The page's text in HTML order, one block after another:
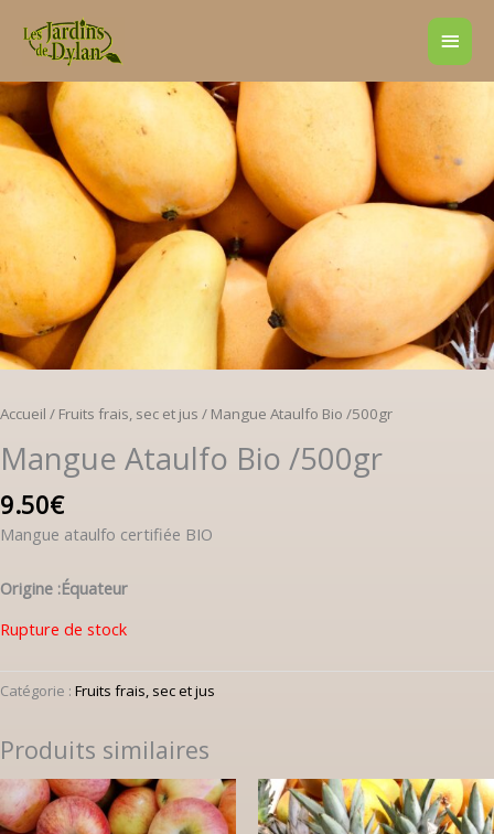
contenu
Accueil / Fruits frais, sec et jus / Mangue Ataulfo Bio /500gr
Mangue Ataulfo Bio /500gr
9.50€
Mangue ataulfo certifiée BIO
Origine :Équateur
Rupture de stock
Catégorie : Fruits frais, sec et jus
Produits similaires